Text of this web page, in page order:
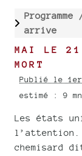
Programme
arrive
MAI LE
MORT
Publié le 1er
estimé : 9
Les états
l’attention.
chemisard